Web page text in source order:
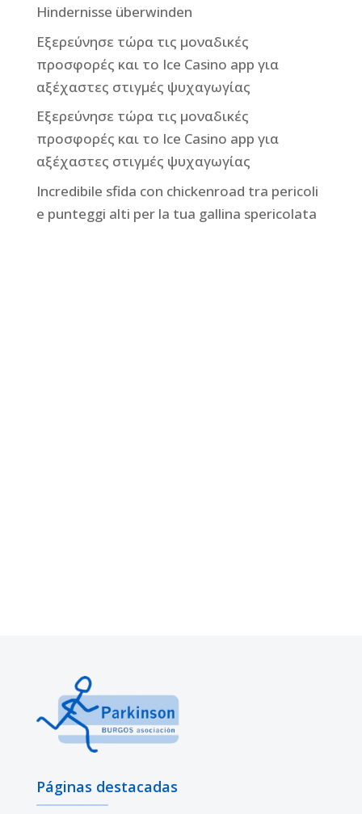
Hindernisse überwinden
Εξερεύνησε τώρα τις μοναδικές
προσφορές και το Ice Casino app για
αξέχαστες στιγμές ψυχαγωγίας
Εξερεύνησε τώρα τις μοναδικές
προσφορές και το Ice Casino app για
αξέχαστες στιγμές ψυχαγωγίας
Incredibile sfida con chickenroad tra pericoli
e punteggi alti per la tua gallina spericolata
Páginas destacadas